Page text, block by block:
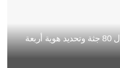
سلطات سبتة تعلن انتشال 80 جثة وتحديد هوية أربعة